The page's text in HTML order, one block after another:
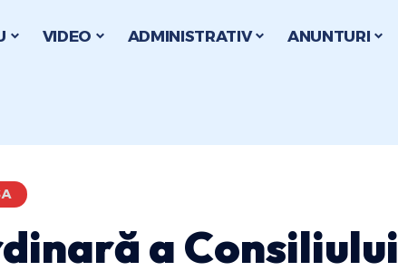
VIDEO ADMINISTRATIV ANUNTURI
a Consiliului